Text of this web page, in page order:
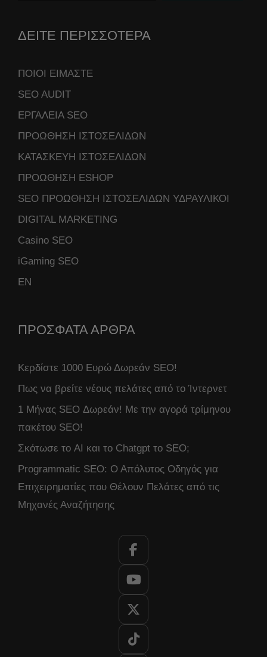
ΔΕΙΤΕ ΠΕΡΙΣΣΟΤΕΡΑ
ΠΟΙΟΙ ΕΙΜΑΣΤΕ
SEO AUDIT
ΕΡΓΑΛΕΙΑ SEO
ΠΡΟΩΘΗΣΗ ΙΣΤΟΣΕΛΙΔΩΝ
ΚΑΤΑΣΚΕΥΗ ΙΣΤΟΣΕΛΙΔΩΝ
ΠΡΟΩΘΗΣΗ ESHOP
SEO ΠΡΟΩΘΗΣΗ ΙΣΤΟΣΕΛΙΔΩΝ ΥΔΡΑΥΛΙΚΟΙ
DIGITAL MARKETING
Casino SEO
iGaming SEO
ΕΝ
ΠΡΟΣΦΑΤΑ ΑΡΘΡΑ
Κερδίστε 1000 Ευρώ Δωρεάν SEO!
Πως να βρείτε νέους πελάτες από το Ίντερνετ
1 Μήνας SEO Δωρεάν! Με την αγορά τρίμηνου
πακέτου SEO!
Σκότωσε το AI και το Chatgpt το SEO;
Programmatic SEO: Ο Απόλυτος Οδηγός για
Επιχειρηματίες που Θέλουν Πελάτες από τις
Μηχανές Αναζήτησης